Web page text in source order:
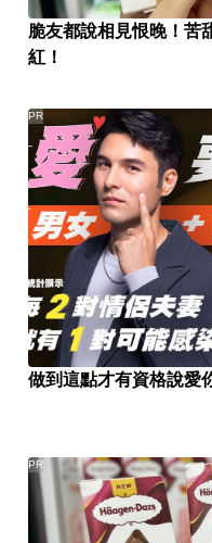
脆友都說相見恨晚！苦
紅！
做到這點才有資格說愛
PR
PR